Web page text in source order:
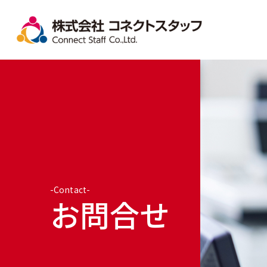
-Contact-
お問合せ